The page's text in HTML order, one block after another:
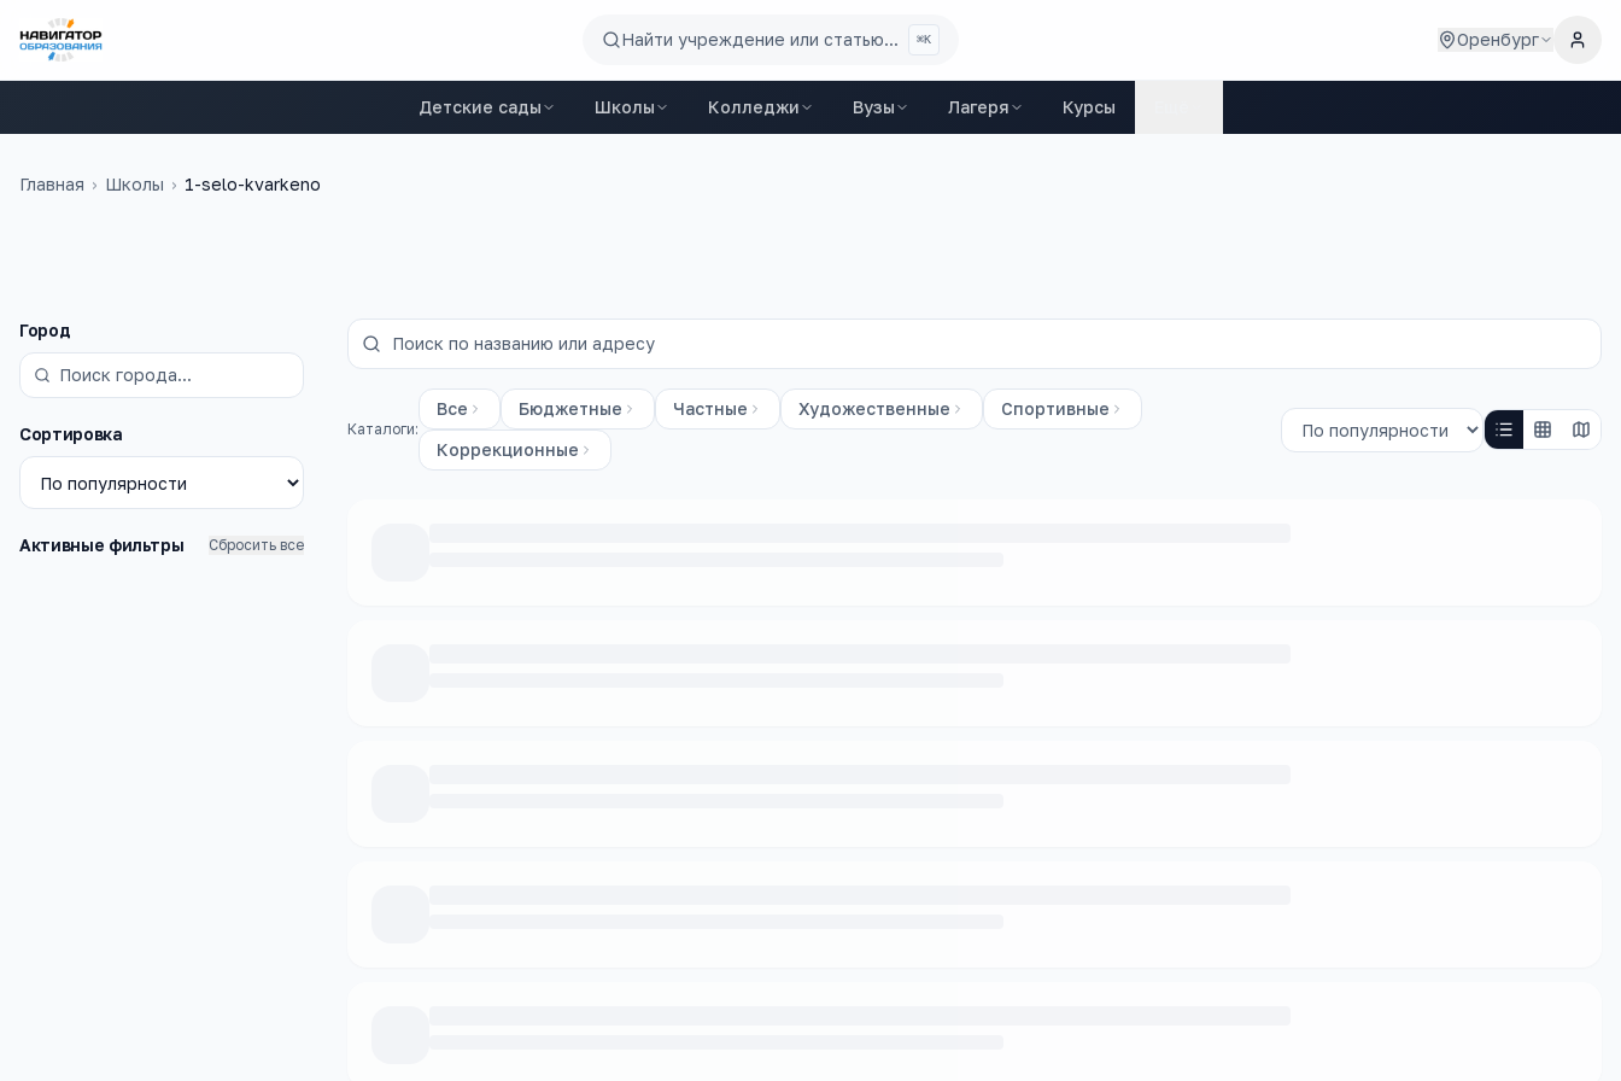
Найти учреждение или статью... ⌘K Оренбург
Детские сады Школы Колледжи Вузы Лагеря Курсы
Главная › Школы › 1-selo-kvarkeno
Фильтры
Город
Сортировка
Активные фильтры Сбросить все
Каталоги:
Все Бюджетные Частные Художественные
Спортивные
Коррекционные